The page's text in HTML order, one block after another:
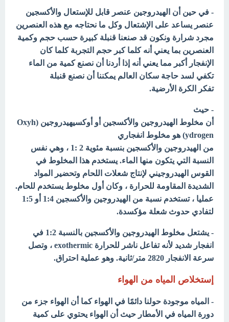
- في حين أن الهيدروجين عنصر قابل للإستعال والأكسجين
عنصر يساعد على الإشتعال وكل ما نحتاجه مع هذه العنصرين
مجرد شرارة ونكون قد صنعنا قنبلة كبيرة حسب حجم وكمية
العنصرين بما يعني أنه كلما كبر حجم التجربة كلما كان
الإنفجار أكبر مما يعني أنه إذا أردنا أن نصنع كمية من الماء
تكفي لسد حاجة سكان العالم يمكننا أن نصنع قنبلة
تفكر الكرة الأرضية.
- حيث
أن مخلوط الهيدروجين والأكسجين أو أوكسيهيدروجين (Oxyh
ydrogen) هو مخلوط انفجاري
من الهيدروجين والأكسجين بنسبة مئوية 2 :1 ، وهي نفس
النسبة التي يتكون منها الماء. يستخدم هذا المخلوط في
القوس الهيدروجيني لإنتاج شعلات اللحام وتحضير المواد
الشديدة المقاومة للحرارة ، وكان أول مخلوط يستخدم للحام.
عمليا ، تستخدم نسبة من الهيدروجين والأكسجين 1:4 أو 1:5
لتفادي حدوث شعلة مؤكسدة.
- يشتعل مخلوط الهيدروجين والأكسجين بالنسبة 1:2 في
انفجار شديد لأنه تفاعل ناشر للحرارة exothermic ، وتصل
سرعة الانفجار 2820 متر/ثانية. وهو عملية احتراق.
إستخلاص المياه من الهواء
- المياه موجودة حولنا دائمًا في الهواء كما أن الهواء جزء من
دورة المياه في الأمطار حيث أن الهواء يحتوي على كمية